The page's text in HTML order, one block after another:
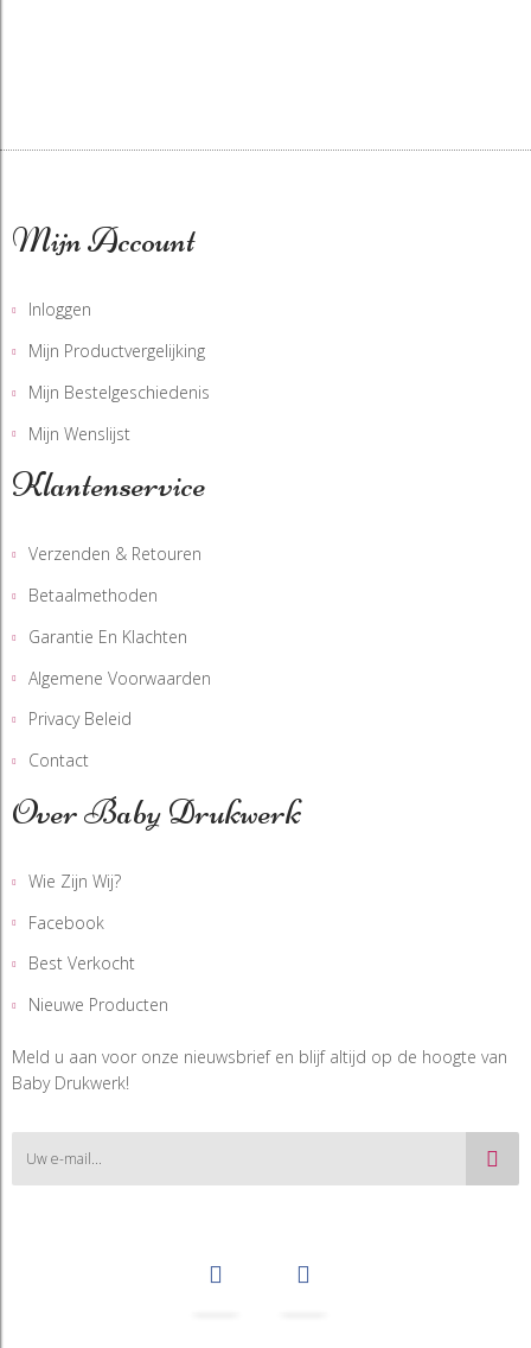
Mijn Account
Inloggen
Mijn Productvergelijking
Mijn Bestelgeschiedenis
Mijn Wenslijst
Klantenservice
Verzenden & Retouren
Betaalmethoden
Garantie En Klachten
Algemene Voorwaarden
Privacy Beleid
Contact
Over Baby Drukwerk
Wie Zijn Wij?
Facebook
Best Verkocht
Nieuwe Producten
Meld u aan voor onze nieuwsbrief en blijf altijd op de hoogte van
Baby Drukwerk!